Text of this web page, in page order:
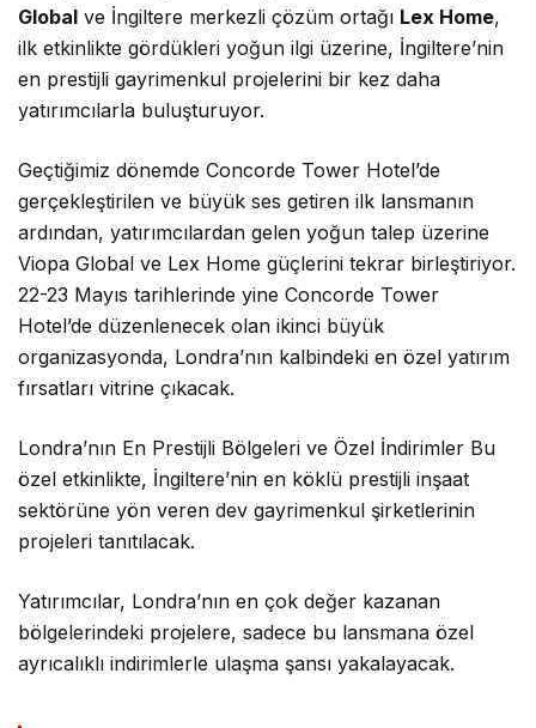
Global ve İngiltere merkezli çözüm ortağı Lex Home,
ilk etkinlikte gördükleri yoğun ilgi üzerine, İngiltere’nin
en prestijli gayrimenkul projelerini bir kez daha
yatırımcılarla buluşturuyor.
Geçtiğimiz dönemde Concorde Tower Hotel’de
gerçekleştirilen ve büyük ses getiren ilk lansmanın
ardından, yatırımcılardan gelen yoğun talep üzerine
Viopa Global ve Lex Home güçlerini tekrar birleştiriyor.
22-23 Mayıs tarihlerinde yine Concorde Tower
Hotel’de düzenlenecek olan ikinci büyük
organizasyonda, Londra’nın kalbindeki en özel yatırım
fırsatları vitrine çıkacak.
Londra’nın En Prestijli Bölgeleri ve Özel İndirimler Bu
özel etkinlikte, İngiltere’nin en köklü prestijli inşaat
sektörüne yön veren dev gayrimenkul şirketlerinin
projeleri tanıtılacak.
Yatırımcılar, Londra’nın en çok değer kazanan
bölgelerindeki projelere, sadece bu lansmana özel
ayrıcalıklı indirimlerle ulaşma şansı yakalayacak.